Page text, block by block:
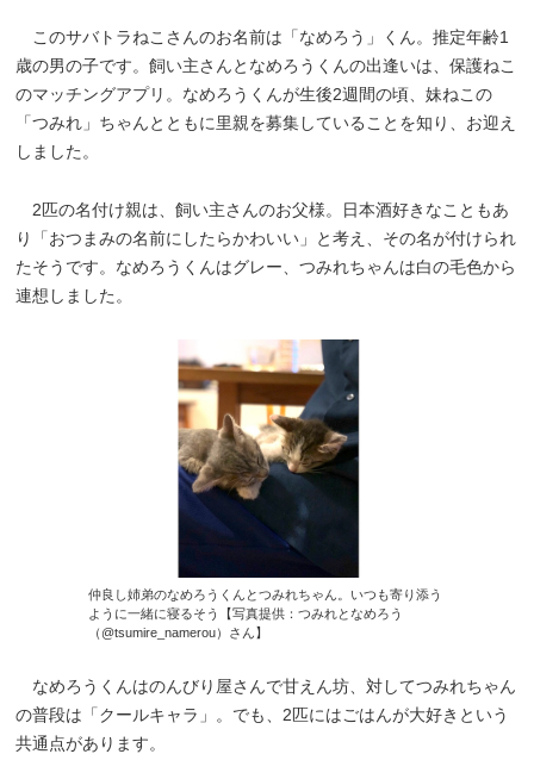
このサバトラねこさんのお名前は「なめろう」くん。推定年齢1
歳の男の子です。飼い主さんとなめろうくんの出逢いは、保護ねこ
のマッチングアプリ。なめろうくんが生後2週間の頃、妹ねこの
「つみれ」ちゃんとともに里親を募集していることを知り、お迎え
しました。
2匹の名付け親は、飼い主さんのお父様。日本酒好きなこともあ
り「おつまみの名前にしたらかわいい」と考え、その名が付けられ
たそうです。なめろうくんはグレー、つみれちゃんは白の毛色から
連想しました。
仲良し姉弟のなめろうくんとつみれちゃん。いつも寄り添う
ように一緒に寝るそう【写真提供：つみれとなめろう
（@tsumire_namerou）さん】
なめろうくんはのんびり屋さんで甘えん坊、対してつみれちゃん
の普段は「クールキャラ」。でも、2匹にはごはんが大好きという
共通点があります。